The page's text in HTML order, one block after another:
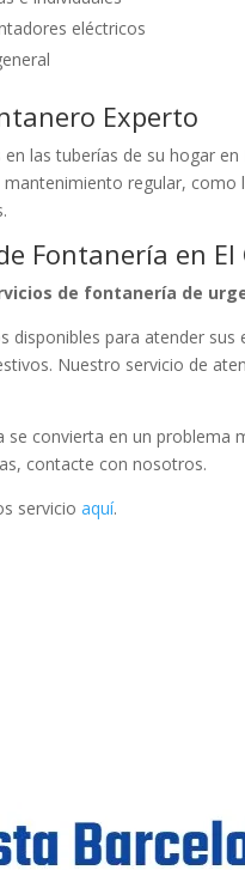
eléctricos
Experto
las tuberías de su hogar
regular,
Fontanería en El
de fontanería de
disponibles para atender
Nuestro servicio de
convierta en un problema
contacte con nosotros.
servicioaquí.